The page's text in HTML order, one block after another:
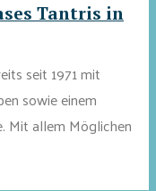
Tantris in
seit 1971 mit
sowie einem
Mit allem Möglichen